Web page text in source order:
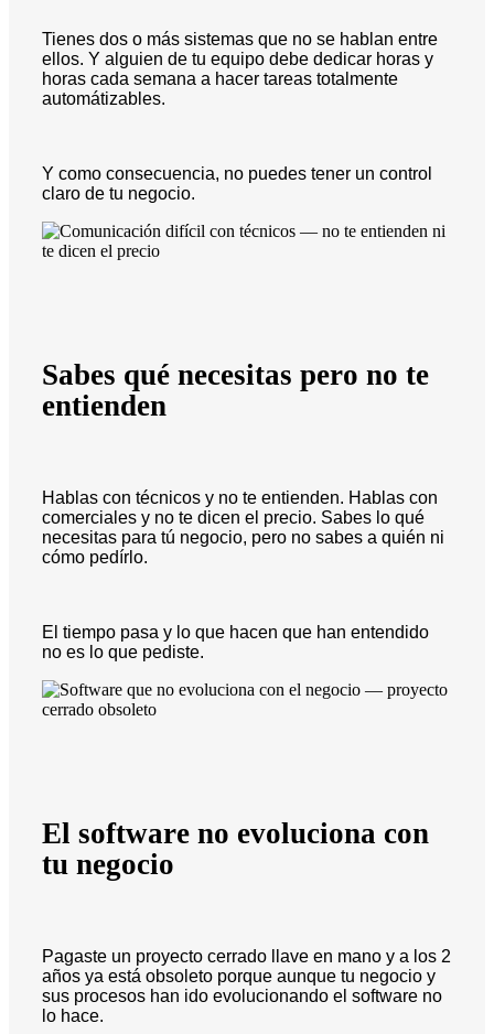
Tienes dos o más sistemas que no se hablan entre
ellos. Y alguien de tu equipo debe dedicar horas y
horas cada semana a hacer tareas totalmente
automátizables.
Y como consecuencia, no puedes tener un control
claro de tu negocio.
Sabes qué necesitas pero no te
entienden
Hablas con técnicos y no te entienden. Hablas con
comerciales y no te dicen el precio. Sabes lo qué
necesitas para tú negocio, pero no sabes a quién ni
cómo pedírlo.
El tiempo pasa y lo que hacen que han entendido
no es lo que pediste.
El software no evoluciona con
tu negocio
Pagaste un proyecto cerrado llave en mano y a los 2
años ya está obsoleto porque aunque tu negocio y
sus procesos han ido evolucionando el software no
lo hace.